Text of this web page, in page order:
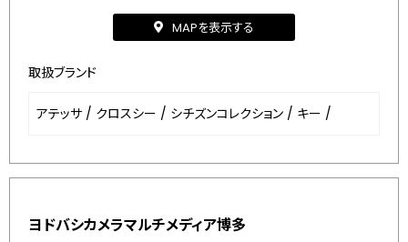
MAPを表示する
取扱ブランド
アテッサ / クロスシー / シチズンコレクション / キー /
ヨドバシカメラマルチメディア博多